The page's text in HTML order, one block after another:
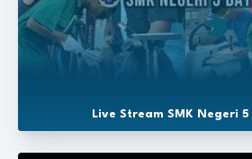
Live Stream SMK Negeri